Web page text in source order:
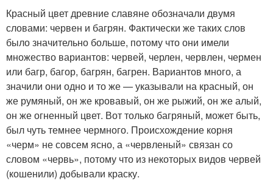
Красный цвет древние славяне обозначали двумя
словами: червен и багрян. Фактически же таких слов
было значительно больше, потому что они имели
множество вариантов: червей, черлен, червлен, чермен
или багр, багор, багрян, багрен. Вариантов много, а
значили они одно и то же — указывали на красный, он
же румяный, он же кровавый, он же рыжий, он же алый,
он же огненный цвет. Вот только багряный, может быть,
был чуть темнее чермного. Происхождение корня
«черм» не совсем ясно, а «червленый» связан со
словом «червь», потому что из некоторых видов червей
(кошенили) добывали краску.